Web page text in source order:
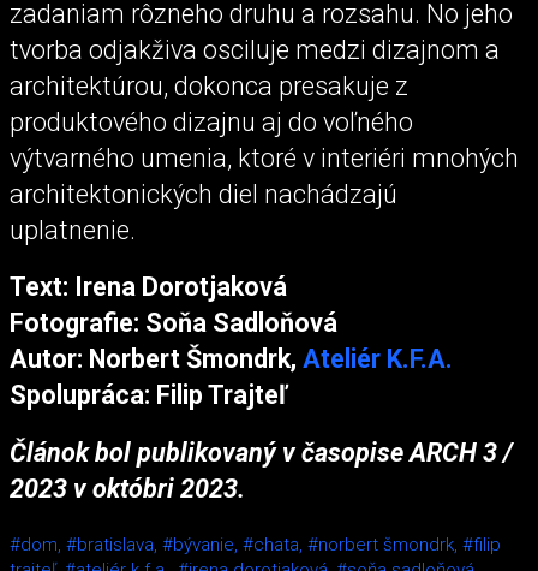
zadaniam rôzneho druhu a rozsahu. No jeho
tvorba odjakživa osciluje medzi dizajnom a
architektúrou, dokonca presakuje z
produktového dizajnu aj do voľného
výtvarného umenia, ktoré v interiéri mnohých
architektonických diel nachádzajú
uplatnenie.
Text: Irena Dorotjaková
Fotografie: Soňa Sadloňová
Autor: Norbert Šmondrk, Ateliér K.F.A.
Spolupráca: Filip Trajteľ
Článok bol publikovaný v časopise ARCH 3 /
2023 v októbri 2023.
#dom, #bratislava, #bývanie, #chata, #norbert šmondrk, #filip